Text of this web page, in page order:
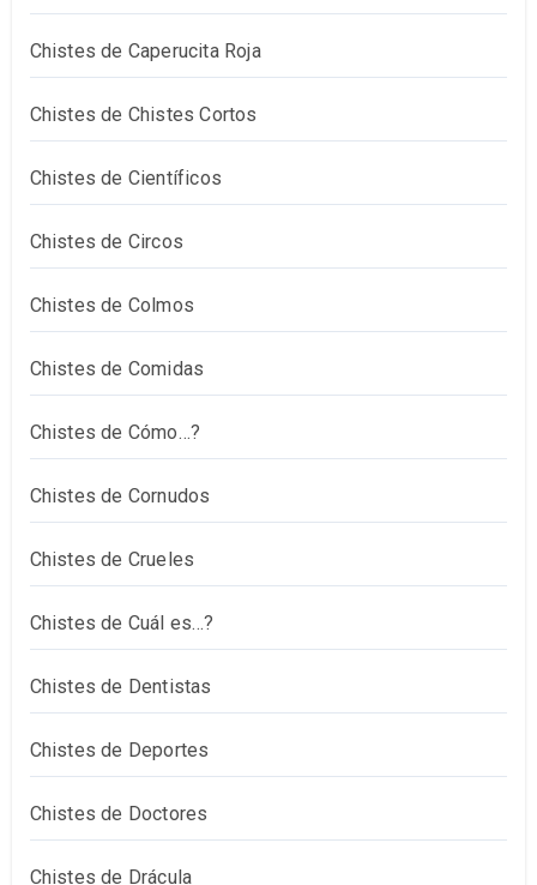
Chistes de Caperucita Roja
Chistes de Chistes Cortos
Chistes de Científicos
Chistes de Circos
Chistes de Colmos
Chistes de Comidas
Chistes de Cómo…?
Chistes de Cornudos
Chistes de Crueles
Chistes de Cuál es…?
Chistes de Dentistas
Chistes de Deportes
Chistes de Doctores
Chistes de Drácula